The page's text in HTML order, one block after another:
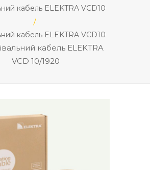
кабель ELEKTRA VCD10
кабель ELEKTRA VCD10
кабель ELEKTRA
VCD 10/1920